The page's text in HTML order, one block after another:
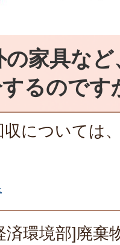
の家具な
るのです
収については
済環境部]廃棄